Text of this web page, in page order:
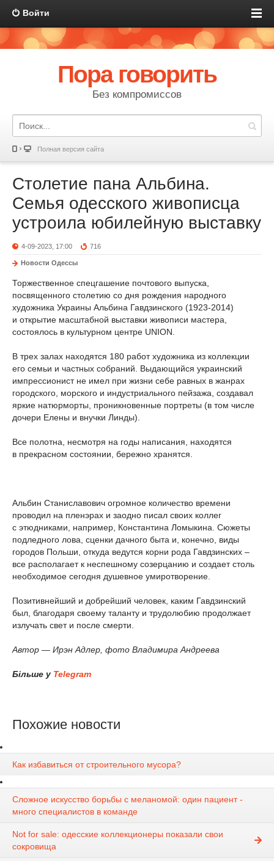
Войти
Пора говорить
Без компромиссов
Полная версия сайта
Столетие пана Альбина.
Семья одесского живописца
устроила юбилейную выставку
4-09-2023, 17:00 716
Новости Одессы
Торжественное спецгашение почтового выпуска,
посвященного столетию со дня рождения народного
художника Украины Альбина Гавдзинского (1923-2014)
и открытие масштабной выставки живописи мастера,
состоялось в культурном центре UNION.
В трех залах находятся 180 работ художника из коллекции
его семьи и частных собраний. Выдающийся украинский
импрессионист не имел при жизни себе равных в жанрах
городского, морского и индустриального пейзажа, создавал
яркие натюрморты, проникновенные портреты (в том числе
дочери Елены и внучки Линды).
Все полотна, несмотря на годы написания, находятся
в прекрасном состоянии, бережно хранятся.
Альбин Станиславович огромное количество времени
проводил на пленэрах и заодно писал своих коллег
с этюдниками, например, Константина Ломыкина. Сюжеты
подледного лова, сценки дачного быта и, конечно, виды
городов Польши, откуда ведутся корни рода Гавдзинских –
все располагает к неспешному созерцанию и создает столь
необходимое сегодня душевное умиротворение.
Позитивнейший и добрейший человек, каким Гавдзинский
был, благодаря своему таланту и трудолюбию продолжает
излучать свет и после смерти.
Автор — Ирэн Адлер, фото Владимира Андреева
Більше у Telegram
Похожие новости
Как избавиться от строительного мусора?
Сложное искусство борьбы с меланомой: один пациент -
много специалистов в команде
Not for sale: одесские коллекционеры показали свои
сокровища